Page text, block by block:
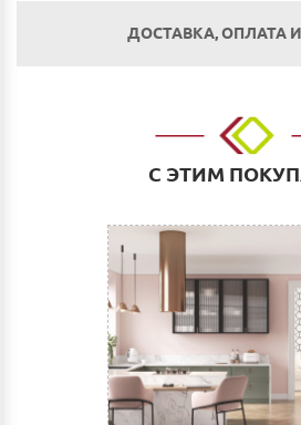
ДОСТАВКА, ОПЛАТА
Наличным и безналичным
адресу: г. Нижний Новгород,
расчетный счет. Для
Сбербанк Онлайн.
Как оплатить:
Вы можете заполнить
покупки в Корзине на сайте
электронную почту (почта
После этого Вы получите счет
С ЭТИМ